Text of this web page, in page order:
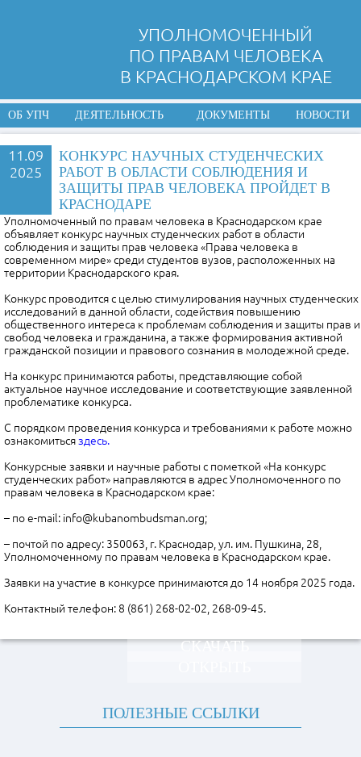
УПОЛНОМОЧЕННЫЙ
ПО ПРАВАМ ЧЕЛОВЕКА
В КРАСНОДАРСКОМ КРАЕ
ОБ УПЧ ДЕЯТЕЛЬНОСТЬ ДОКУМЕНТЫ НОВОСТИ
11.09
2025
КОНКУРС НАУЧНЫХ СТУДЕНЧЕСКИХ
РАБОТ В ОБЛАСТИ СОБЛЮДЕНИЯ И
ЗАЩИТЫ ПРАВ ЧЕЛОВЕКА ПРОЙДЕТ В
КРАСНОДАРЕ
Уполномоченный по правам человека в Краснодарском крае
объявляет конкурс научных студенческих работ в области
соблюдения и защиты прав человека «Права человека в
современном мире» среди студентов вузов, расположенных на
территории Краснодарского края.
Конкурс проводится с целью стимулирования научных студенческих
исследований в данной области, содействия повышению
общественного интереса к проблемам соблюдения и защиты прав и
свобод человека и гражданина, а также формирования активной
гражданской позиции и правового сознания в молодежной среде.
На конкурс принимаются работы, представляющие собой
актуальное научное исследование и соответствующие заявленной
проблематике конкурса.
С порядком проведения конкурса и требованиями к работе можно
ознакомитьсяздесь.
Конкурсные заявки и научные работы с пометкой «На конкурс
студенческих работ» направляются в адрес Уполномоченного по
правам человека в Краснодарском крае:
– по e-mail: info@kubanombudsman.org;
– почтой по адресу: 350063, г. Краснодар, ул. им. Пушкина, 28,
Уполномоченному по правам человека в Краснодарском крае.
Заявки на участие в конкурсе принимаются до 14 ноября 2025 года.
Контактный телефон: 8 (861) 268-02-02, 268-09-45.
СКАЧАТЬ
ПОЛЕЗНЫЕ ССЫЛКИ